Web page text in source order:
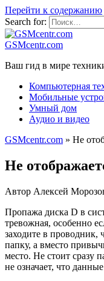
Перейти к содержанию
Search for:
GSMcentr.com
Ваш гид в мире
Компьютерная
Мобильные
Умный дом
Аудио и видео
GSMcentr.com » Не
Не
Автор Алексей
Пропaжа диска D в
тревожная, особенно
заходите в
папку, а вместо
место. Не стоит сразу
не означает, что